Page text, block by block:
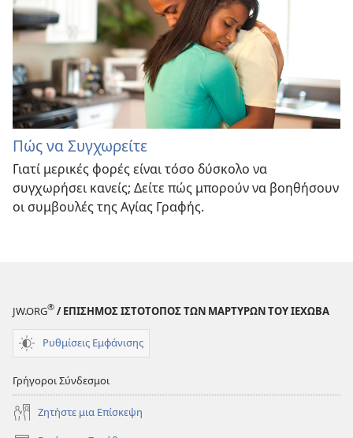
Πώς να Συγχωρείτε
Γιατί μερικές φορές είναι τόσο δύσκολο να
συγχωρήσει κανείς; Δείτε πώς μπορούν να βοηθήσουν
οι συμβουλές της Αγίας Γραφής.
JW.ORG® / ΕΠΙΣΗΜΟΣ ΙΣΤΟΤΟΠΟΣ ΤΩΝ ΜΑΡΤΥΡΩΝ ΤΟΥ ΙΕΧΩΒΑ
Ρυθμίσεις Εμφάνισης
Γρήγοροι Σύνδεσμοι
Ζητήστε μια Επίσκεψη